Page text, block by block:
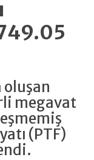
oluşan
megavat
(PTF)